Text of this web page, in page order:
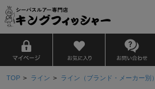
TOP > ライン > ライン（ブランド・メーカー別）